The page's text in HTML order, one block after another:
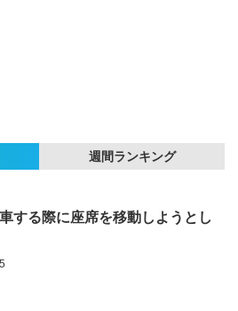
週間ランキング
する際に座席を移動しようとし